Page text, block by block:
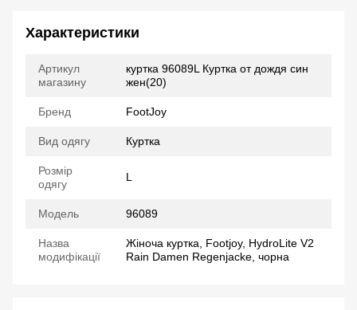
Характеристики
Артикул
магазину
куртка 96089L Куртка от дождя син
жен(20)
Бренд FootJoy
Вид одягу Куртка
Розмір
одягу
L
Модель 96089
Назва
модифікації
Жіноча куртка, Footjoy, HydroLite V2
Rain Damen Regenjacke, чорна